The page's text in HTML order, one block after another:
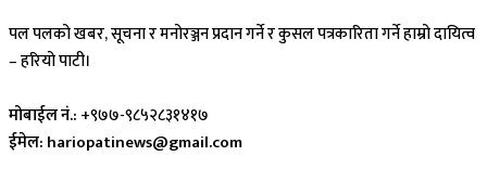
पल पलको खबर, सूचना र मनोरञ्जन प्रदान गर्ने र कुसल पत्रकारिता गर्ने हाम्रो दायित्व
– हरियो पाटी।
मोबाईल नं.: +९७७-९८५२८३१४१७
ईमेल: hariopatinews@gmail.com